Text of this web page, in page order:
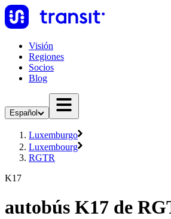
Visión
Regiones
Socios
Blog
Español
Luxemburgo
Luxembourg
RGTR
K17
autobús K17 de